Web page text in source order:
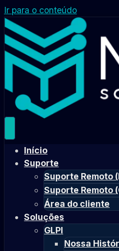
Ir para o conteúdo
Início
Suporte
Suporte Remoto
Suporte Remoto
Área do cliente
Soluções
GLPI
Nossa